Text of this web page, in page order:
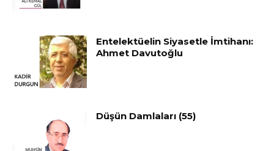
Entelektüelin Siyasetle İmtihanı:
Ahmet Davutoğlu
Düşün Damlaları (55)